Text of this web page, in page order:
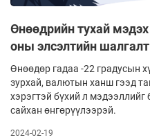
Өнөөдрийн тухай
оны элсэлтийн
Өнөөдөр гадаа -22 градусын
зурхай, валютын ханш гээд
хэрэгтэй бүхий л мэдээллийг
сайхан өнгөрүүлээрэй.
2024-02-19